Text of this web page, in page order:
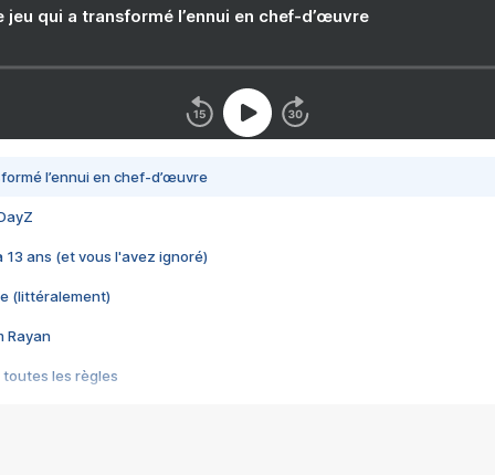
jeu qui a transformé l’ennui en chef-d’œuvre
l’ennui en chef-d’œuvre
13 ans (et vous l'avez ignoré)
(littéralement)
Rayan
toutes les règles